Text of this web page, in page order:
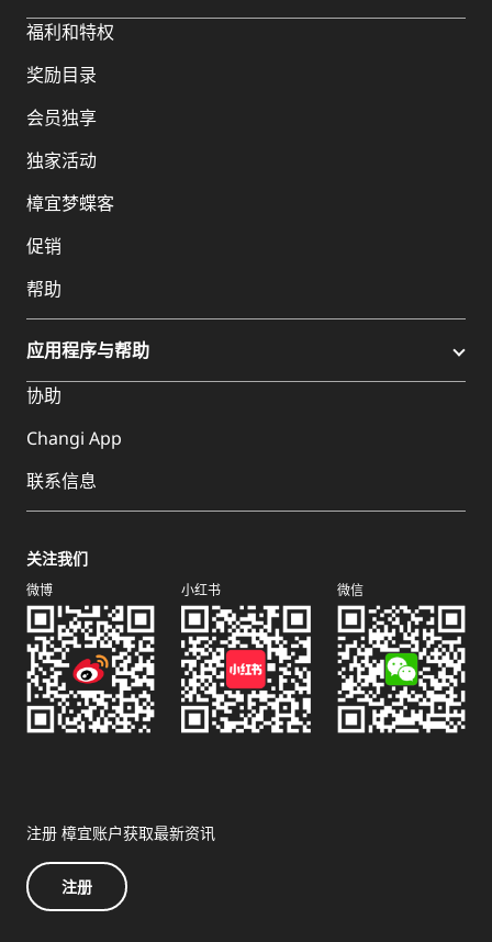
福利和特权
奖励目录
会员独享
独家活动
樟宜梦蝶客
促销
帮助
应用程序与帮助
协助
Changi App
联系信息
关注我们
微博 小红书 微信
注册 樟宜账户获取最新资讯
注册